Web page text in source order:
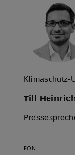
Klimaschutz-
Till Heinrich
FON